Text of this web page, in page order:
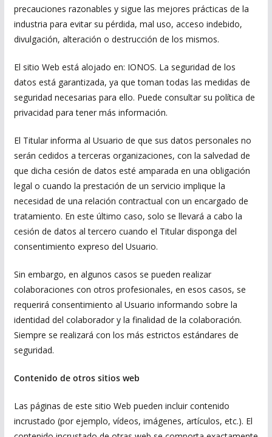
precauciones razonables y sigue las mejores prácticas de la
industria para evitar su pérdida, mal uso, acceso indebido,
divulgación, alteración o destrucción de los mismos.
El sitio Web está alojado en: IONOS. La seguridad de los
datos está garantizada, ya que toman todas las medidas de
seguridad necesarias para ello. Puede consultar su política de
privacidad para tener más información.
El Titular informa al Usuario de que sus datos personales no
serán cedidos a terceras organizaciones, con la salvedad de
que dicha cesión de datos esté amparada en una obligación
legal o cuando la prestación de un servicio implique la
necesidad de una relación contractual con un encargado de
tratamiento. En este último caso, solo se llevará a cabo la
cesión de datos al tercero cuando el Titular disponga del
consentimiento expreso del Usuario.
Sin embargo, en algunos casos se pueden realizar
colaboraciones con otros profesionales, en esos casos, se
requerirá consentimiento al Usuario informando sobre la
identidad del colaborador y la finalidad de la colaboración.
Siempre se realizará con los más estrictos estándares de
seguridad.
Contenido de otros sitios web
Las páginas de este sitio Web pueden incluir contenido
incrustado (por ejemplo, vídeos, imágenes, artículos, etc.). El